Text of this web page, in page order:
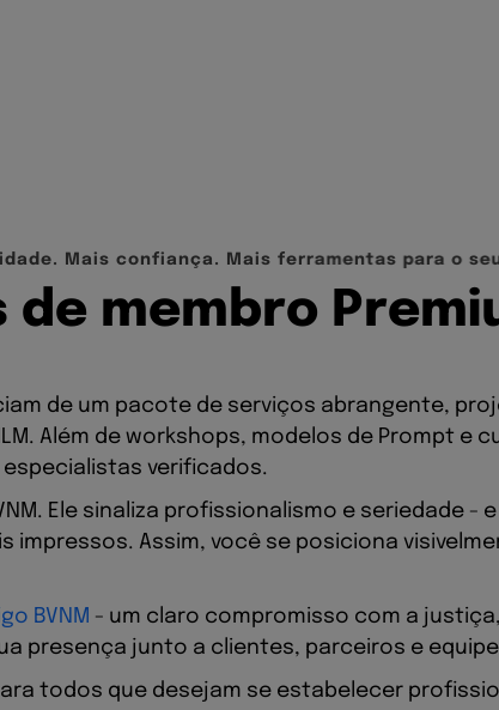
id ad e. M a is confia nça . M a is ferramentas para o se
de membro Premi
de um pacote de serviços abrangente,
Além de workshops, modelos de Prompt
verificados.
Ele sinaliza profissionalismo e seriedade -
impressos. Assim, você se posiciona
BVNM - um claro compromisso com a
presença junto a clientes, parceiros e
todos que desejam se estabelecer